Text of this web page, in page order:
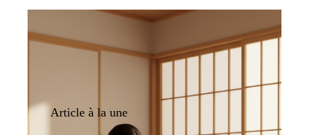
Article à la une